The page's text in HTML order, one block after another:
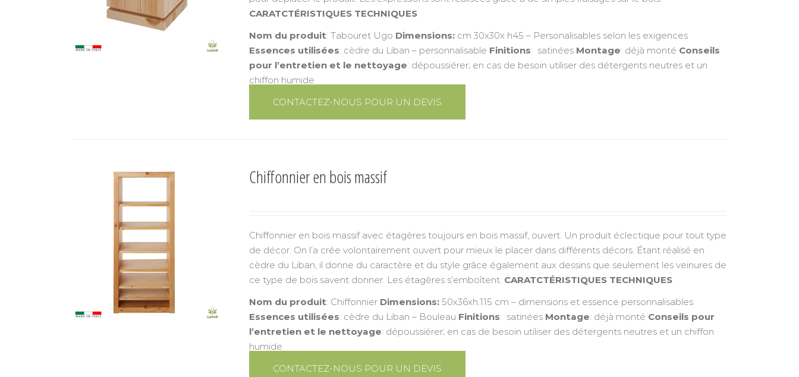
CARATCTÉRISTIQUES TECHNIQUES
Nom du produit: Tabouret Ugo Dimensions: cm 30x30x h45 – Personalisables selon les exigences
Essences utilisées: cèdre du Liban – personnalisable Finitions: satinées Montage: déjà monté Conseils
pour l’entretien et le nettoyage: dépoussiérer; en cas de besoin utiliser des détergents neutres et un
chiffon humide
CONTACTEZ-NOUS POUR UN DEVIS
Chiffonnier en bois massif
Chiffonnier en bois massif avec étagères toujours en bois massif, ouvert. Un produit éclectique pour tout type
de décor. On l’a crée volontairement ouvert pour mieux le placer dans différents décors. Étant réalisé en
cèdre du Liban, il donne du caractère et du style grâce également aux dessins que seulement les veinures de
ce type de bois savent donner. Les étagères s’emboîtent. CARATCTÉRISTIQUES TECHNIQUES
Nom du produit: Chiffonnier Dimensions: 50x36xh.115 cm – dimensions et essence personnalisables
Essences utilisées: cèdre du Liban – Bouleau Finitions: satinées Montage: déjà monté Conseils pour
l’entretien et le nettoyage: dépoussiérer; en cas de besoin utiliser des détergents neutres et un chiffon
humide
CONTACTEZ-NOUS POUR UN DEVIS